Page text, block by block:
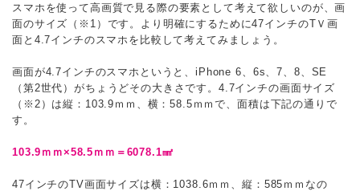
スマホを使って高画質で見る際の要素として考えて欲しいのが、画
面のサイズ（※1）です。より明確にするために47インチのTＶ画
面と4.7インチのスマホを比較して考えてみましょう。
画面が4.7インチのスマホというと、iPhone 6、6s、7、8、SE
（第2世代）がちょうどその大きさです。4.7インチの画面サイズ
（※2）は縦：103.9ｍｍ、横：58.5ｍｍで、面積は下記の通りで
す。
103.9ｍｍ×58.5ｍｍ＝6078.1㎟
47インチのTV画面サイズは横：1038.6ｍｍ、縦：585ｍｍなの